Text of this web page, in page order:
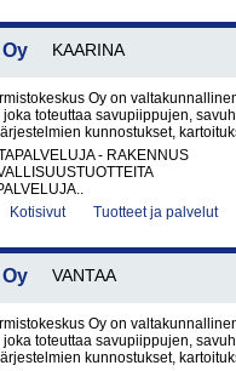
KAARINA
Oy on
toteuttaa savupiippujen,
kunnostukset,
- RAKENNUS
Kotisivut Tuotteet ja palvelut
VANTAA
Oy on
toteuttaa savupiippujen,
kunnostukset,